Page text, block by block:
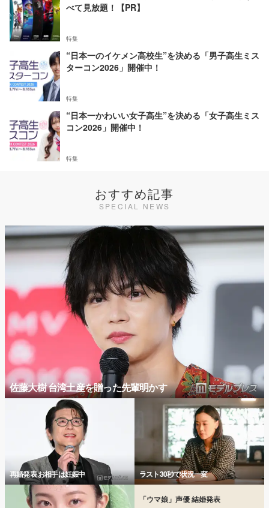
べて見放題！【PR】
特集
“日本一のイケメン高校生”を決める「男子高生ミス
ターコン2026」開催中！
特集
“日本一かわいい女子高生”を決める「女子高生ミス
コン2026」開催中！
特集
おすすめ記事
SPECIAL NEWS
佐藤大樹 台湾土産を贈った先輩明かす
再婚発表 お相手は妊娠中 ラスト30秒で状況一変
「ウマ娘」声優 結婚発表